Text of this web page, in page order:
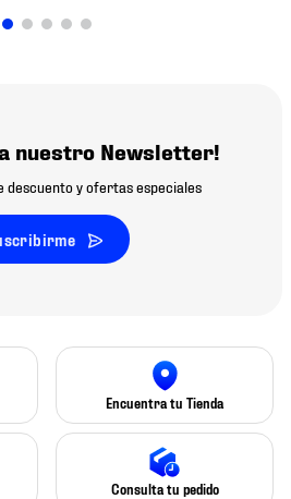
nuestro Newsletter!
descuento y ofertas especiales
Encuentra tu Tienda
Consulta tu pedido